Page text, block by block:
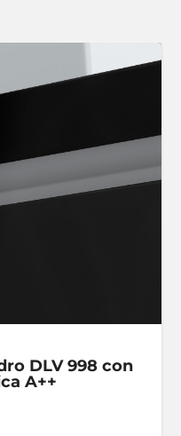
DLV 998 con
A++